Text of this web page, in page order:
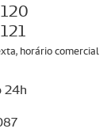
horário comercial
24h